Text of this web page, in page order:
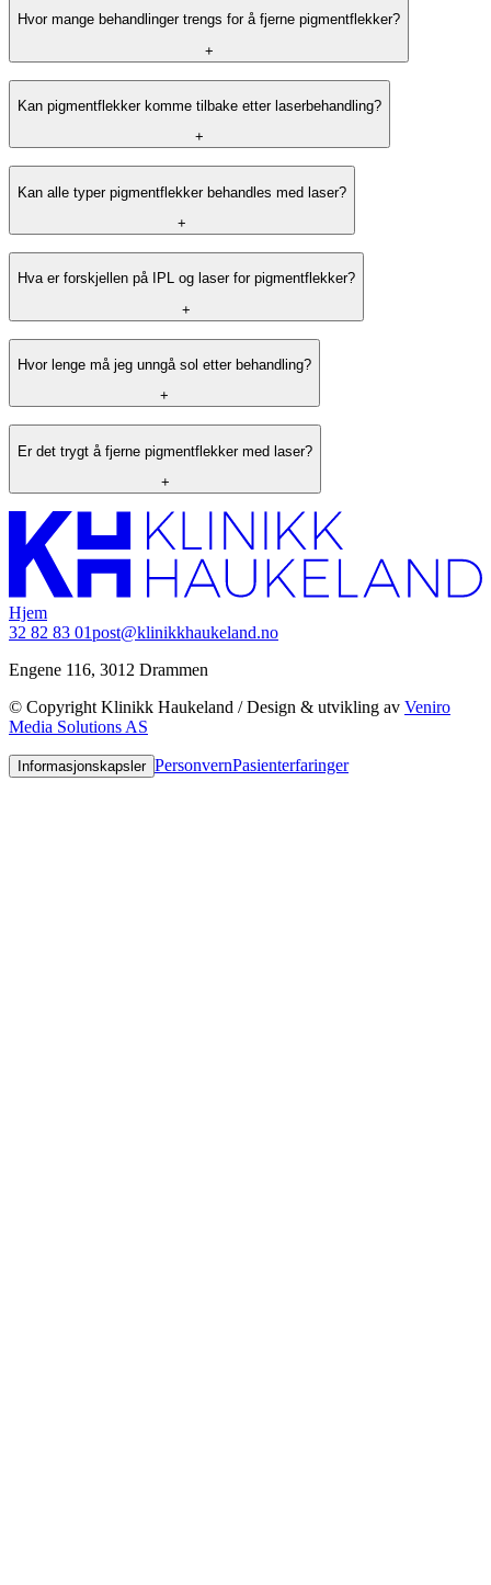
Vi minimerer denne risikoen ved nøye vurdering av hudtype og
individuell tilpasning av behandlingsinnstillingene.
Hvor mange behandlinger trengs for å fjerne pigmentflekker?
+
Kan pigmentflekker komme tilbake etter laserbehandling?
+
Kan alle typer pigmentflekker behandles med laser?
+
Hva er forskjellen på IPL og laser for pigmentflekker?
+
Hvor lenge må jeg unngå sol etter behandling?
+
Er det trygt å fjerne pigmentflekker med laser?
+
Hjem
32 82 83 01post@klinikkhaukeland.no
Engene 116, 3012 Drammen
© Copyright Klinikk Haukeland / Design & utvikling av Veniro
Media Solutions AS
Informasjonskapsler PersonvernPasienterfaringer